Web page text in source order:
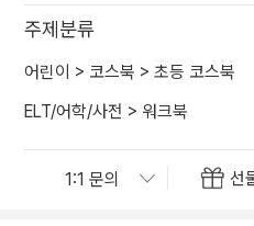
주제분류
어린이 > 코스북 > 초등 코스북
ELT/어학/사전 > 워크북
선